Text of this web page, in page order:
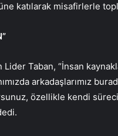
katılarak misafirlerle
Taban, “İnsan
arkadaşlarımız
özellikle kendi